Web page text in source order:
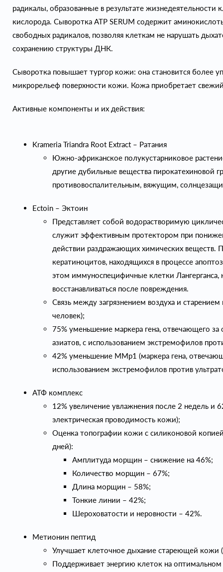
радикалы, образованные в результате
кислорода. Сыворотка ATP SERUM содержит
свободных радикалов, позволяя клеткам не нарушать
сохранению структуры ДНК.
Сыворотка повышает тургор кожи: она становится более
микрорельеф поверхности кожи. Кожа приобретает
Активные компоненты и их действия:
Krameria Triandra Root Extract – Ратания
Южно-африканское полукустарниковое
другие дубильные вещества пирокатехиновой
противовоспалительным, вяжущим,
Ectoin – Эктоин
Представляет собой водорастворимую
служит эффективным протектором при
действии раздражающих химических веществ.
кератиноцитов, находящихся в процессе
этом иммуноспецифичные клетки
восстанавливаться после повреждения.
Связь между загрязнением воздуха и
человек);
75% уменьшение маркера гена, отвечающего
азиатов, с использованием экстремофилов
42% уменьшение MMp1 (маркера гена,
использованием экстремофилов против
АТФ комплекс
12% увеличение увлажнения после 2 недель и
электрическая проводимость кожи);
Оценка топографии кожи с силиконовой
дней):
Амплитуда морщин – снижение на 46%;
Количество морщин – 67%;
Длина морщин – 58%;
Тонкие линии – 42%;
Шероховатости и неровности – 42%.
Метионин пептид
Улучшает клеточное дыхание стареющей кожи
Поддерживает энергию клеток на оптимальном